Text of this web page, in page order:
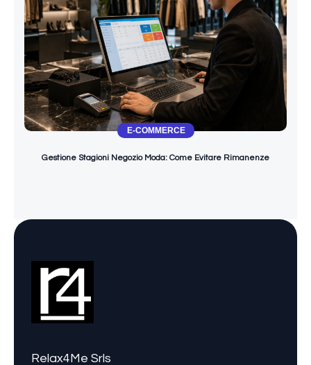
E-COMMERCE
Gestione Stagioni Negozio Moda: Come Evitare Rimanenze
Relax4Me Srls